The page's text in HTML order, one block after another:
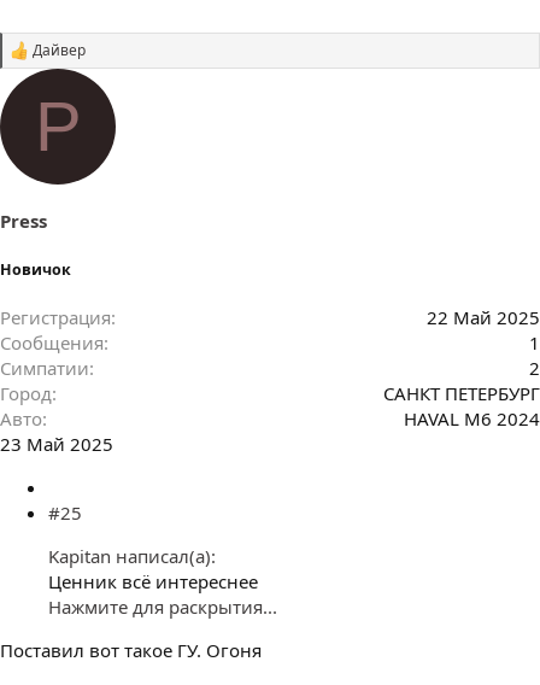
С
м
т
и
:
Дайвер
P
Press
Новичок
Регистрация
22 Май 2025
Сообщения
1
Симпатии
2
Город
САНКТ ПЕТЕРБУРГ
Авто
HAVAL M6 2024
23 Май 2025
#25
Kapitan написал(а):
Ценник всё интереснее
Нажмите для раскрытия...
Поставил вот такое ГУ. Огоня